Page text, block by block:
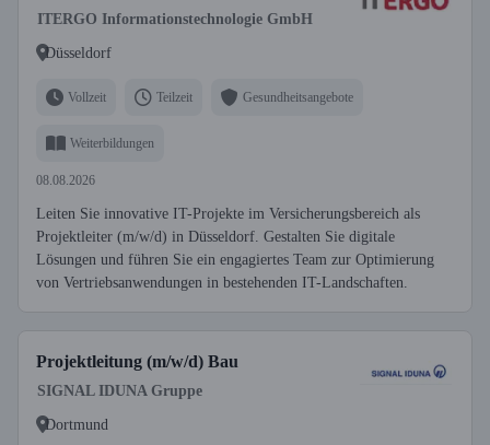
ITERGO Informationstechnologie GmbH
Düsseldorf
Vollzeit Teilzeit Gesundheitsangebote
Weiterbildungen
08.08.2026
Leiten Sie innovative IT-Projekte im Versicherungsbereich als
Projektleiter (m/w/d) in Düsseldorf. Gestalten Sie digitale
Lösungen und führen Sie ein engagiertes Team zur Optimierung
von Vertriebsanwendungen in bestehenden IT-Landschaften.
Projektleitung (m/w/d) Bau
SIGNAL IDUNA Gruppe
Dortmund